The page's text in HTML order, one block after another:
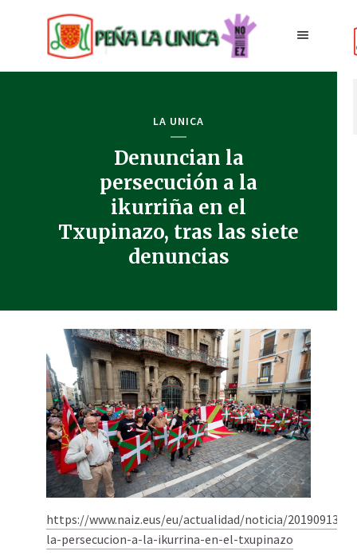
LA UNICA
Denuncian la
persecución a la
ikurriña en el
Txupinazo, tras las siete
denuncias
https://www.naiz.eus/eu/actualidad/noticia/20190913/
la-persecucion-a-la-ikurrina-en-el-txupinazo